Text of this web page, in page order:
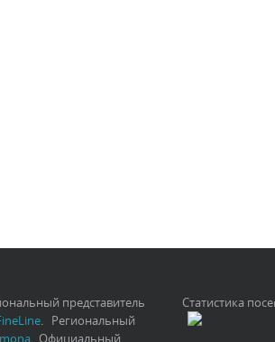
представитель
. Региональный
. Официальный
Статистика